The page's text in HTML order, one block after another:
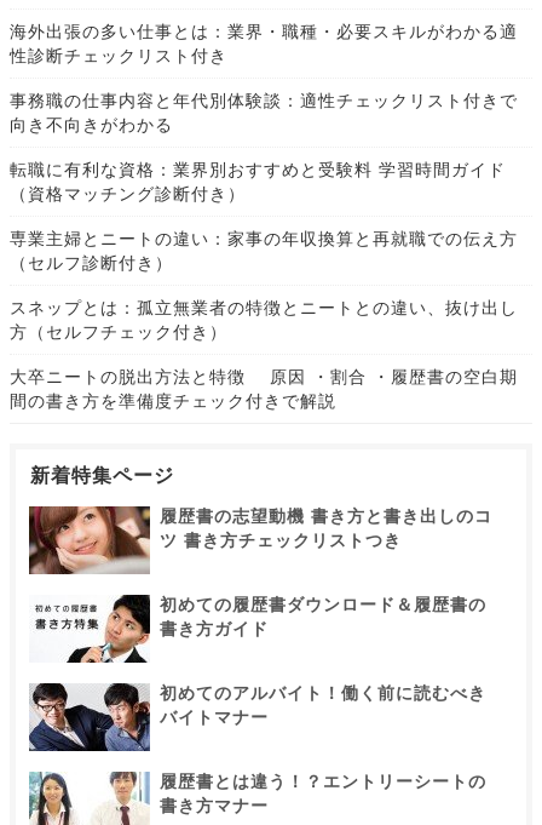
海外出張の多い仕事とは：業界・職種・必要スキルがわかる適
性診断チェックリスト付き
事務職の仕事内容と年代別体験談：適性チェックリスト付きで
向き不向きがわかる
転職に有利な資格：業界別おすすめと受験料 学習時間ガイド
（資格マッチング診断付き）
専業主婦とニートの違い：家事の年収換算と再就職での伝え方
（セルフ診断付き）
スネップとは：孤立無業者の特徴とニートとの違い、抜け出し
方（セルフチェック付き）
大卒ニートの脱出方法と特徴 原因 ・割合 ・履歴書の空白期
間の書き方を準備度チェック付きで解説
新着特集ページ
履歴書の志望動機 書き方と書き出しのコ
ツ 書き方チェックリストつき
初めての履歴書ダウンロード＆履歴書の
書き方ガイド
初めてのアルバイト！働く前に読むべき
バイトマナー
履歴書とは違う！？エントリーシートの
書き方マナー